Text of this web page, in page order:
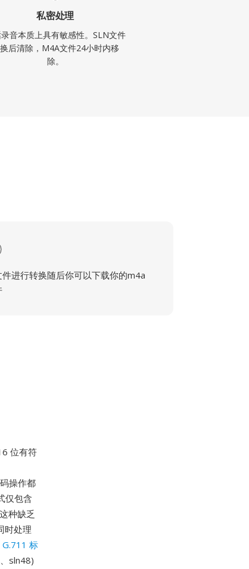
私密处理
音本质上具有敏感性。SLN文件
后清除，M4A文件24小时内移
除。
件进行转换随后你可以下载你的m4a
位有符
操作都
仅包含
种缺乏
时处理
G.711 标
sln48)